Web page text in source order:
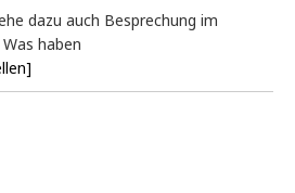
dazu auch Besprechung im
haben